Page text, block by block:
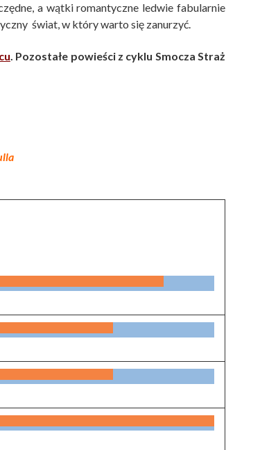
a wątki romantyczne ledwie fabularnie
świat, w który warto się zanurzyć.
. Pozostałe powieści z cyklu Smocza Straż